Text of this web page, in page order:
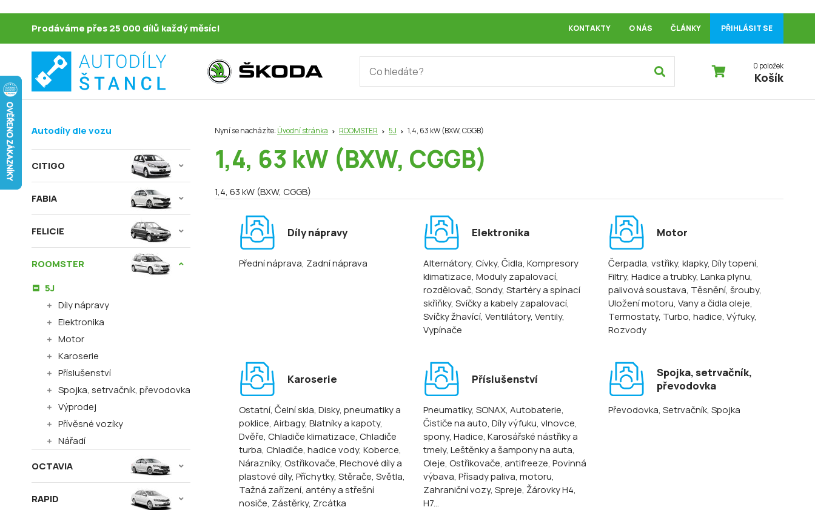
Prodáváme přes 25 000 dílů každý měsíc! KONTAKTY O NÁS ČLÁNKY PŘIHLÁSIT SE
0 položek
Košík
Nyní se nacházíte: Úvodní stránka ROOMSTER 5J 1,4, 63 kW (BXW, CGGB)
1,4, 63 kW (BXW, CGGB)
1,4, 63 kW (BXW, CGGB)
Díly nápravy
Přední náprava, Zadní náprava
Elektronika
Alternátory, Cívky, Čidla, Kompresory
klimatizace, Moduly zapalovací,
rozdělovač, Sondy, Startéry a spínací
skříňky, Svíčky a kabely zapalovací,
Svíčky žhavící, Ventilátory, Ventily,
Vypínače
Motor
Čerpadla, vstřiky, klapky, Díly topení,
Filtry, Hadice a trubky, Lanka plynu,
palivová soustava, Těsnění, šrouby,
Uložení motoru, Vany a čidla oleje,
Termostaty, Turbo, hadice, Výfuky,
Rozvody
Karoserie
Ostatní, Čelní skla, Disky, pneumatiky a
poklice, Airbagy, Blatníky a kapoty,
Dvěře, Chladiče klimatizace, Chladiče
turba, Chladiče, hadice vody, Koberce,
Nárazníky, Ostřikovače, Plechové díly a
plastové díly, Příchytky, Stěrače, Světla,
Tažná zařízení, antény a střešní
nosiče, Zástěrky, Zrcátka
Příslušenství
Pneumatiky, SONAX, Autobaterie,
Čističe na auto, Díly výfuku, vlnovce,
spony, Hadice, Karosářské nástřiky a
tmely, Leštěnky a šampony na auta,
Oleje, Ostřikovače, antifreeze, Povinná
výbava, Přísady paliva, motoru,
Zahraniční vozy, Spreje, Žárovky H4,
H7...
Spojka, setrvačník,
převodovka
Převodovka, Setrvačník, Spojka
Autodíly dle vozu
CITIGO
FABIA
FELICIE
ROOMSTER
5J
Díly nápravy
Elektronika
Motor
Karoserie
Příslušenství
Spojka, setrvačník, převodovka
Výprodej
Přívěsné vozíky
Nářadí
OCTAVIA
RAPID